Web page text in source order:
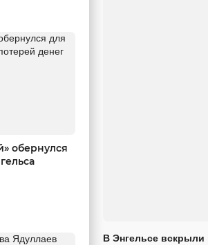
обернулся
В Энгельсе вскрыли